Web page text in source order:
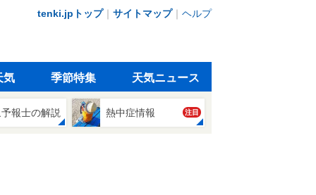
tenki.jpトップ｜ サイトマップ｜ ヘルプ
気 季節特集 天気ニュース
報士の解説 熱中症情報 注目